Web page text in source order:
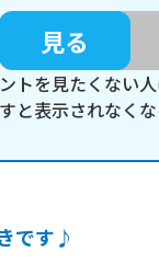
見る
トを見たくない
と表示されなくな
です♪